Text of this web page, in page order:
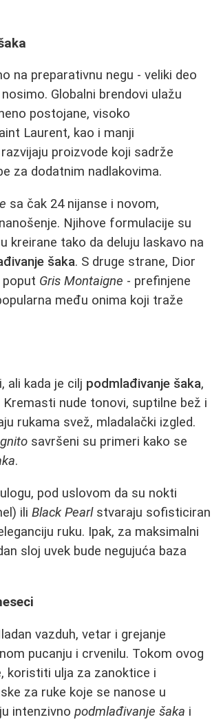
na preparativnu negu - veliki deo
Globalni brendovi ulažu
postojane, visoko
Laurent, kao i manji
proizvode koji sadrže
za dodatnim nadlakovima.
sa čak 24 nijanse i novom,
Njihove formulacije su
kreirane tako da deluju laskavo na
šaka. S druge strane, Dior
poput Gris Montaigne - prefinjene
među onima koji traže
ali kada je cilj podmlađivanje šaka,
nude tonovi, suptilne bež i
rukama svež, mladalački izgled.
savršeni su primeri kako se
.
pod uslovom da su nokti
iliBlack Pearlstvaraju sofisticiran
ruku. Ipak, za maksimalni
sloj uvek bude negujuća baza
vazduh, vetar i grejanje
pucanju i crvenilu. Tokom ovog
koristiti ulja za zanoktice i
za ruke koje se nanose u
intenzivnopodmlađivanje šaka i